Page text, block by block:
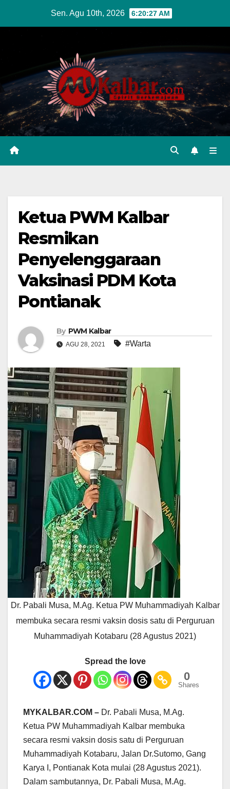
Sen. Agu 10th, 2026 6:20:28 AM
Ketua PWM Kalbar
Resmikan
Penyelenggaraan
Vaksinasi PDM Kota
Pontianak
By PWM Kalbar
AGU 28, 2021 #Warta
Dr. Pabali Musa, M.Ag. Ketua PW Muhammadiyah Kalbar
membuka secara resmi vaksin dosis satu di Perguruan
Muhammadiyah Kotabaru (28 Agustus 2021)
Spread the love
0
Shares
MYKALBAR.COM – Dr. Pabali Musa, M.Ag.
Ketua PW Muhammadiyah Kalbar membuka
secara resmi vaksin dosis satu di Perguruan
Muhammadiyah Kotabaru, Jalan Dr.Sutomo, Gang
Karya I, Pontianak Kota mulai (28 Agustus 2021).
Dalam sambutannya, Dr. Pabali Musa, M.Ag.